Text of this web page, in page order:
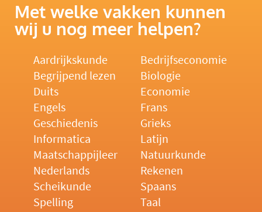
Met welke vakken kunnen
wij u nog meer helpen?
Aardrijkskunde
Bedrijfseconomie
Begrijpend lezen
Biologie
Duits
Economie
Engels
Frans
Geschiedenis
Grieks
Informatica
Latijn
Maatschappijleer
Natuurkunde
Nederlands
Rekenen
Scheikunde
Spaans
Spelling
Taal